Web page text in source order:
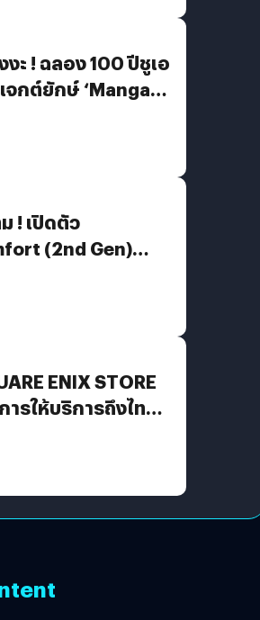
งะ ! ฉลอง 100 ปีชูเอ
จกต์ยักษ์ ‘Manga
ย
! เปิดตัว
(2nd Gen)
ENIX STORE
ารให้บริการถึงไทย